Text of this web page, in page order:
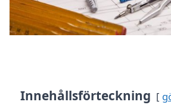
Innehållsförteckning